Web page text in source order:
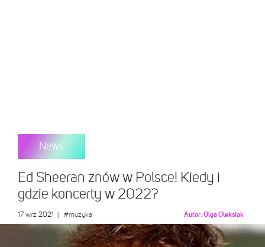
News
Ed Sheeran znów w Polsce! Kiedy i
gdzie koncerty w 2022?
17 wrz 2021 #muzyka Autor:Olga Oleksiak